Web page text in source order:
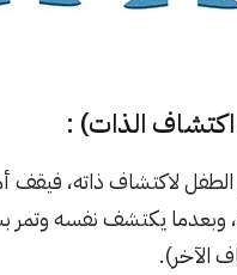
اكتشاف الذات) :
لاكتشاف ذاته، فيقف
يكتشف نفسه وتمر بسلام
الآخر).